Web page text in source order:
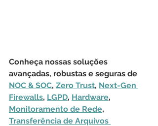
Conheça nossas soluções
avançadas, robustas e seguras de
NOC & SOC, Zero Trust, Next-Gen
Firewalls, LGPD, Hardware,
Monitoramento de Rede,
Transferência de Arquivos